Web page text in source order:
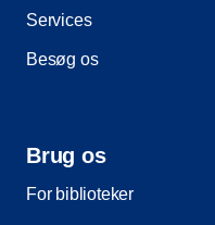
Services
Besøg os
Brug os
For biblioteker